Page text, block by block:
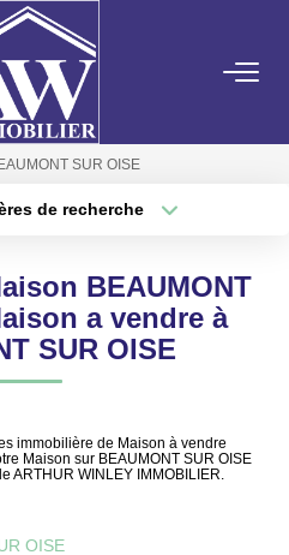
LOCATIVE
!
SUR OISE
de recherche
BEAUMONT
a vendre à
SUR OISE
immobilière de Maison à vendre
Maison sur BEAUMONT SUR OISE
ARTHUR WINLEY IMMOBILIER.
OISE